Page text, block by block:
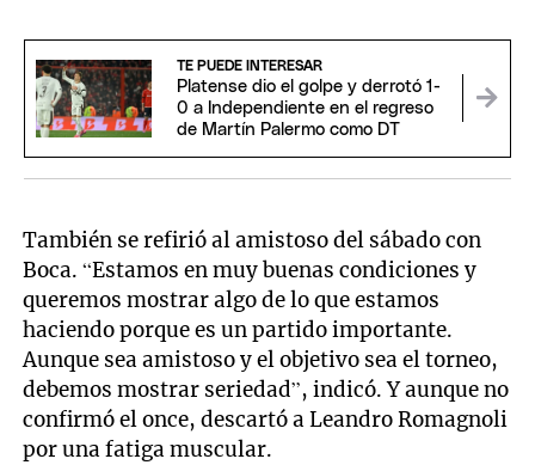
TE PUEDE INTERESAR
Platense dio el golpe y derrotó 1-
0 a Independiente en el regreso
de Martín Palermo como DT
También se refirió al amistoso del sábado con
Boca. “Estamos en muy buenas condiciones y
queremos mostrar algo de lo que estamos
haciendo porque es un partido importante.
Aunque sea amistoso y el objetivo sea el torneo,
debemos mostrar seriedad”, indicó. Y aunque no
confirmó el once, descartó a Leandro Romagnoli
por una fatiga muscular.